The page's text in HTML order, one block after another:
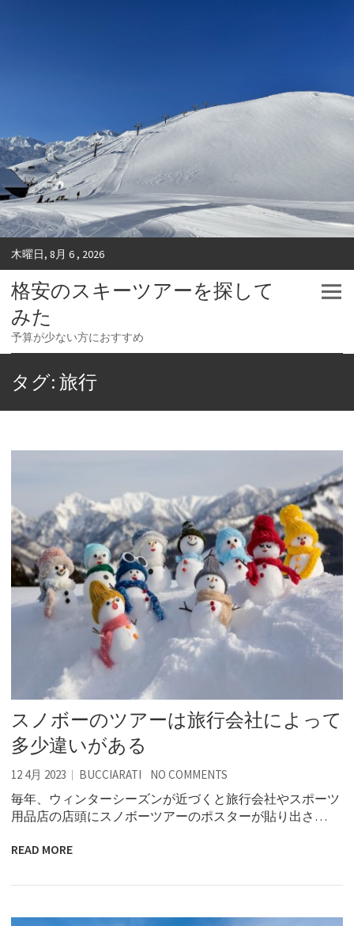
木曜日, 8月 6 , 2026
格安のスキーツアーを探して
みた
予算が少ない方におすすめ
タグ: 旅行
スノボーのツアーは旅行会社によって
多少違いがある
12 4月 2023 BUCCIARATI NO COMMENTS
毎年、ウィンターシーズンが近づくと旅行会社やスポーツ
用品店の店頭にスノボーツアーのポスターが貼り出さ…
READ MORE